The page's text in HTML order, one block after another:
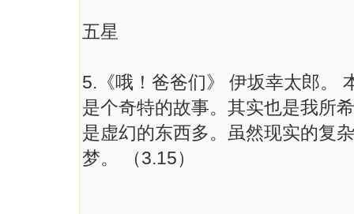
五星
5.《哦！爸爸们》 伊坂幸太郎。
是个奇特的故事。其实也是我所
是虚幻的东西多。虽然现实的复
梦。 （3.15）